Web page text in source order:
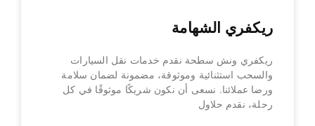
ريكفري الشهامة
ريكفري ونش سطحة نقدم خدمات نقل السيارات
والسحب استثنائية وموثوقة، مضمونة لضمان سلامة
ورضا عملائنا. نسعى أن نكون شريكًا موثوقًا في كل
رحلة، نقدم حلاول